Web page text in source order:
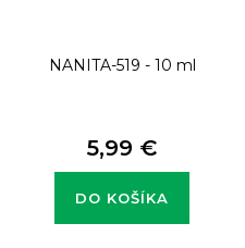
NANITA-519 - 10 ml
5,99 €
DO KOŠÍKA